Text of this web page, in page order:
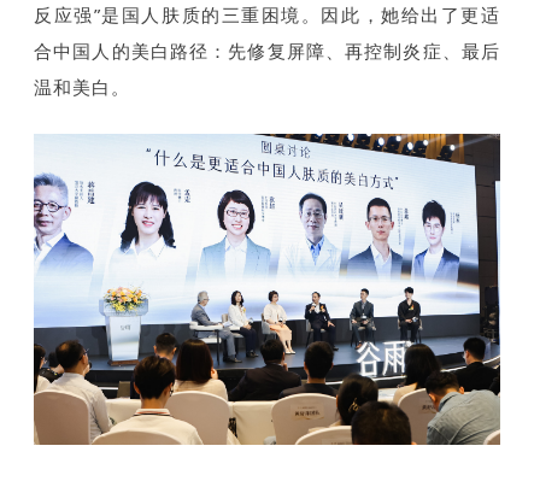
反应强”是国人肤质的三重困境。因此，她给出了更适
合中国人的美白路径：先修复屏障、再控制炎症、最后
温和美白。